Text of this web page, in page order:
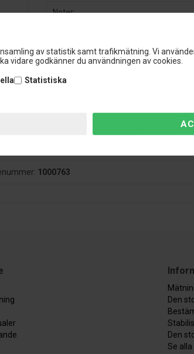
av statistik samt trafikmätning. Vi
vidare godkänner du användningen av cookies.
Statistiska
Noter:
och säkerhet till ett förmånligt pris. Vill du ha bra
utvecklas i samarbete med KW, så du är
i Sverige. Med en väghållningssats till din Alfa
väghållning så din Alfa GT inte skäms för sig
1000763
Den
Den
Se